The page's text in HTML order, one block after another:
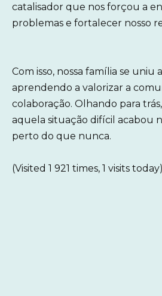
catalisador que nos forçou a
problemas e fortalecer nosso
Com isso, nossa família se uniu
aprendendo a valorizar a
colaboração. Olhando para
aquela situação difícil acabou
perto do que nunca.
(Visited 1 921 times, 1 visits today)